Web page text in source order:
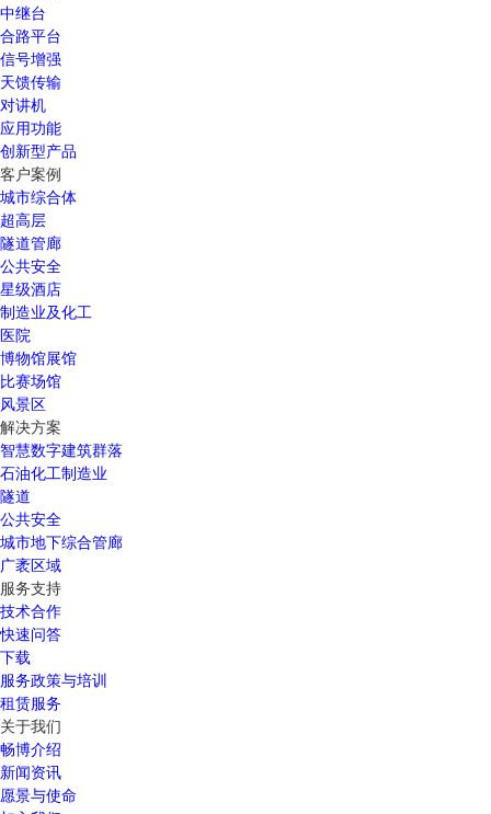
中继台
合路平台
信号增强
天馈传输
对讲机
应用功能
创新型产品
客户案例
城市综合体
超高层
隧道管廊
公共安全
星级酒店
制造业及化工
医院
博物馆展馆
比赛场馆
风景区
解决方案
智慧数字建筑群落
石油化工制造业
隧道
公共安全
城市地下综合管廊
广袤区域
服务支持
技术合作
快速问答
下载
服务政策与培训
租赁服务
关于我们
畅博介绍
新闻资讯
愿景与使命